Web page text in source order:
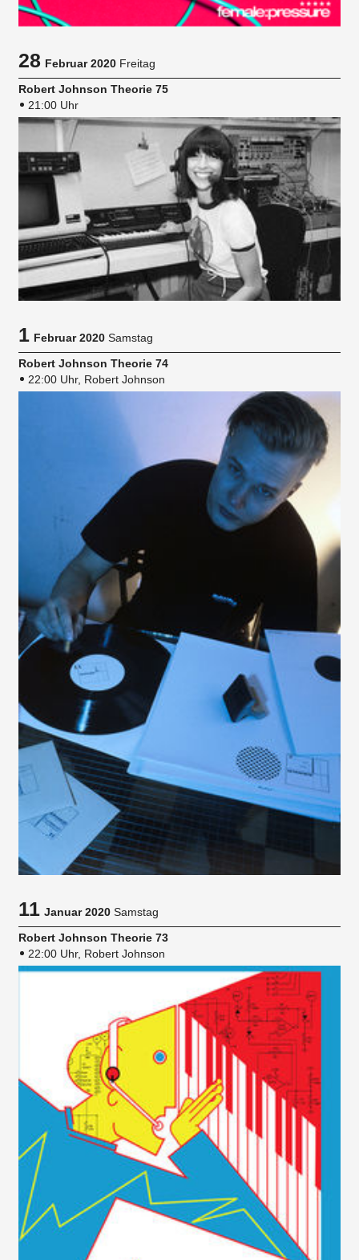
28Februar 2020 Freitag
Robert Johnson Theorie 75
21:00 Uhr
1Februar 2020 Samstag
Robert Johnson Theorie 74
22:00 Uhr, Robert Johnson
11Januar 2020 Samstag
Robert Johnson Theorie 73
22:00 Uhr, Robert Johnson